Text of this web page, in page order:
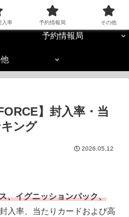
ヴァイス封入率
予約情報局
】封入率・当
ング
2026.05.12
、イグニッションパック、
入率、当たりカードおよび高
入率 予約情報局 その他